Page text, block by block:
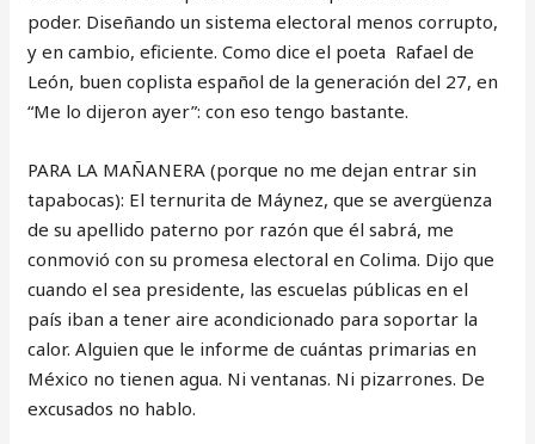
poder. Diseñando un sistema electoral menos corrupto,
y en cambio, eficiente. Como dice el poeta Rafael de
León, buen coplista español de la generación del 27, en
“Me lo dijeron ayer”: con eso tengo bastante.
PARA LA MAÑANERA (porque no me dejan entrar sin
tapabocas): El ternurita de Máynez, que se avergüenza
de su apellido paterno por razón que él sabrá, me
conmovió con su promesa electoral en Colima. Dijo que
cuando el sea presidente, las escuelas públicas en el
país iban a tener aire acondicionado para soportar la
calor. Alguien que le informe de cuántas primarias en
México no tienen agua. Ni ventanas. Ni pizarrones. De
excusados no hablo.